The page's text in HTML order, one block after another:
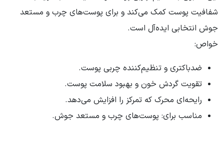
شفافیت پوست کمک می‌کند و برای پوست‌های چرب و مستعد
جوش انتخابی ایده‌آل است.
خواص:
ضدباکتری و تنظیم‌کننده چربی پوست.
تقویت گردش خون و بهبود سلامت پوست.
رایحه‌ای محرک که تمرکز را افزایش می‌دهد.
مناسب برای: پوست‌های چرب و مستعد جوش.